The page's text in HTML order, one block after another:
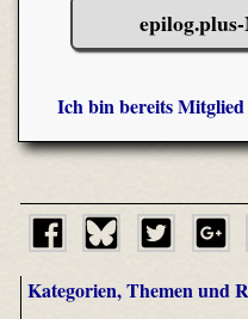
Ich bin bereits
Kategorien, Themen und